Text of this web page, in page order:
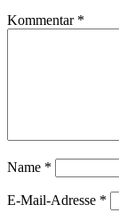
Kommentar *
Name *
E-Mail-Adresse *